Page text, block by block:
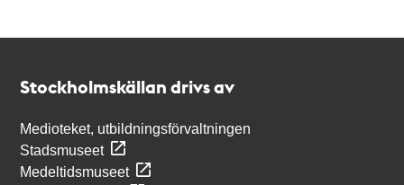
Stockholmskällan drivs av
Medioteket, utbildningsförvaltningen
Stadsmuseet
Medeltidsmuseet